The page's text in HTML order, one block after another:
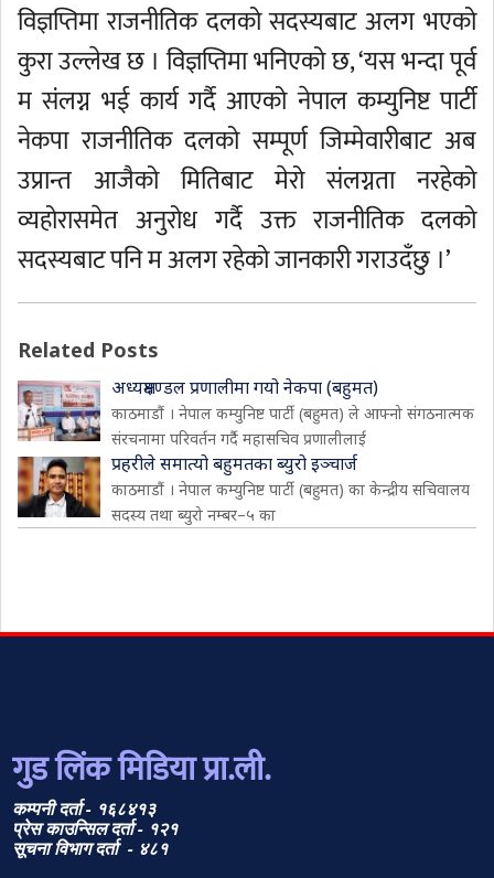
विज्ञप्तिमा राजनीतिक दलको सदस्यबाट अलग भएको
कुरा उल्लेख छ । विज्ञप्तिमा भनिएको छ, ‘यस भन्दा पूर्व
म संलग्न भई कार्य गर्दै आएको नेपाल कम्युनिष्ट पार्टी
नेकपा राजनीतिक दलको सम्पूर्ण जिम्मेवारीबाट अब
उप्रान्त आजैको मितिबाट मेरो संलग्नता नरहेको
व्यहोरासमेत अनुरोध गर्दै उक्त राजनीतिक दलको
सदस्यबाट पनि म अलग रहेको जानकारी गराउदँछु ।’
Related Posts
अध्यक्षमण्डल प्रणालीमा गयो नेकपा (बहुमत)
काठमाडौं । नेपाल कम्युनिष्ट पार्टी (बहुमत) ले आफ्नो संगठनात्मक
संरचनामा परिवर्तन गर्दै महासचिव प्रणालीलाई
प्रहरीले समात्यो बहुमतका ब्युरो इञ्चार्ज
काठमाडौं । नेपाल कम्युनिष्ट पार्टी (बहुमत) का केन्द्रीय सचिवालय
सदस्य तथा ब्युरो नम्बर–५ का
गुड लिंक मिडिया प्रा.ली.
कम्पनी दर्ता - १६८४१३
प्रेस काउन्सिल दर्ता - १२१
सूचना विभाग दर्ता - ४८१